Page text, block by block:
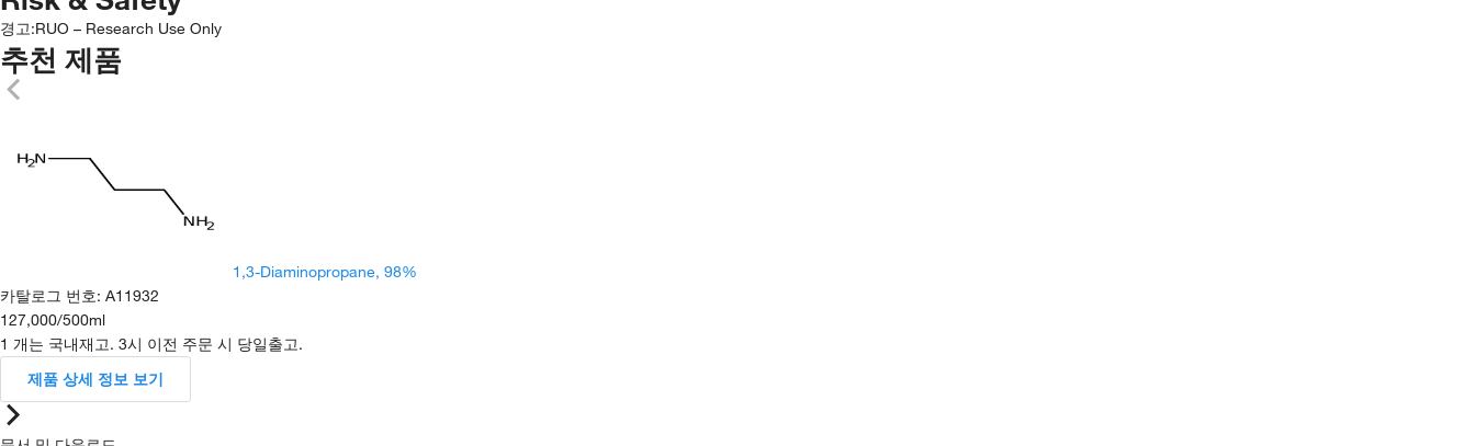
경고:RUO – Research Use Only
추천 제품
1,3-Diaminopropane, 98%
카탈로그 번호: A11932
127,000/500ml
1 개는 국내재고. 3시 이전 주문 시 당일출고.
제품 상세 정보 보기